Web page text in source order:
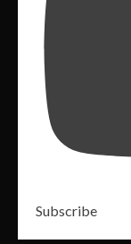
Subscribe